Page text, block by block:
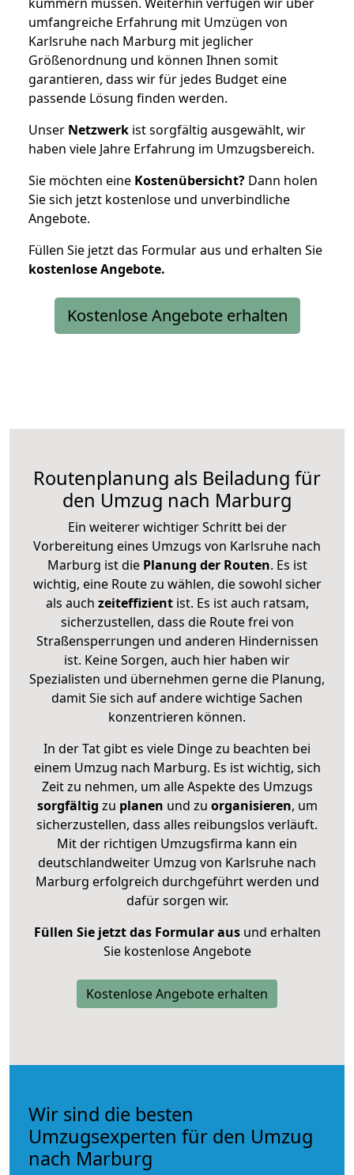
umfangreiche Erfahrung mit Umzügen von
Karlsruhe nach Marburg mit jeglicher
Größenordnung und können Ihnen somit
garantieren, dass wir für jedes Budget eine
passende Lösung finden werden.
Unser Netzwerk ist sorgfältig ausgewählt, wir
haben viele Jahre Erfahrung im Umzugsbereich.
Sie möchten eine Kostenübersicht? Dann holen
Sie sich jetzt kostenlose und unverbindliche
Angebote.
Füllen Sie jetzt das Formular aus und erhalten Sie
kostenloseAngebote.
Kostenlose Angebote erhalten
Routenplanung als Beiladung für
den Umzug nach Marburg
Ein weiterer wichtiger Schritt bei der
Vorbereitung eines Umzugs von Karlsruhe nach
Marburg ist diePlanung der Routen. Es ist
wichtig, eine Route zu wählen, die sowohl sicher
als auch zeiteffizientist. Es ist auch ratsam,
sicherzustellen, dass die Route frei von
Straßensperrungen und anderen Hindernissen
ist. Keine Sorgen, auch hier haben wir
Spezialisten und übernehmen gerne die Planung,
damit Sie sich auf andere wichtige Sachen
konzentrieren können.
In der Tat gibt es viele Dinge zu beachten bei
einem Umzug nach Marburg. Es ist wichtig, sich
Zeit zu nehmen, um alle Aspekte des Umzugs
sorgfältig zu planen und zu organisieren, um
sicherzustellen, dass alles reibungslos verläuft.
Mit der richtigen Umzugsfirma kann ein
deutschlandweiter Umzug von Karlsruhe nach
Marburg erfolgreich durchgeführt werden und
dafür sorgen wir.
Füllen Sie jetzt das Formular ausund erhalten
Sie kostenlose Angebote
Kostenlose Angebote erhalten
Wir sind die besten
Umzugsexperten für den Umzug
nach Marburg